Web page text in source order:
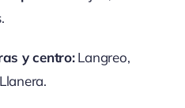
y centro:Langreo,